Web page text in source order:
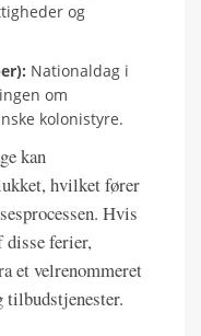
og
Nationaldag i
om
kolonistyre.
kan
hvilket fører
Hvis
disse ferier,
et velrenommeret
tilbudstjenester.